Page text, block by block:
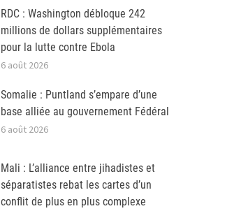
RDC : Washington débloque 242
millions de dollars supplémentaires
pour la lutte contre Ebola
6 août 2026
Somalie : Puntland s’empare d’une
base alliée au gouvernement Fédéral
6 août 2026
Mali : L’alliance entre jihadistes et
séparatistes rebat les cartes d’un
conflit de plus en plus complexe